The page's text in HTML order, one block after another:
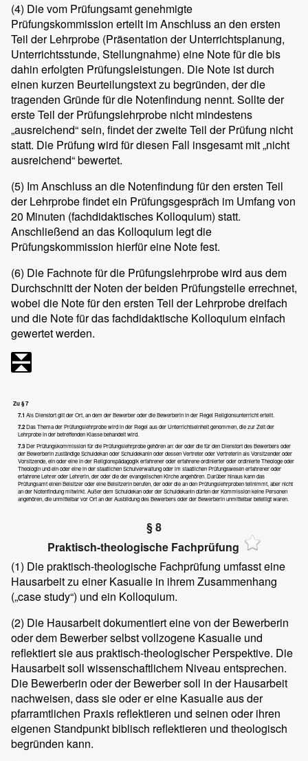
(4) Die vom Prüfungsamt genehmigte
Prüfungskommission erteilt im Anschluss an den ersten
Teil der Lehrprobe (Präsentation der Unterrichtsplanung,
Unterrichtsstunde, Stellungnahme) eine Note für die bis
dahin erfolgten Prüfungsleistungen. Die Note ist durch
einen kurzen Beurteilungstext zu begründen, der die
tragenden Gründe für die Notenfindung nennt. Sollte der
erste Teil der Prüfungslehrprobe nicht mindestens
„ausreichend“ sein, findet der zweite Teil der Prüfung nicht
statt. Die Prüfung wird für diesen Fall insgesamt mit „nicht
ausreichend“ bewertet.
(5) Im Anschluss an die Notenfindung für den ersten Teil
der Lehrprobe findet ein Prüfungsgespräch im Umfang von
20 Minuten (fachdidaktisches Kolloquium) statt.
Anschließend an das Kolloquium legt die
Prüfungskommission hierfür eine Note fest.
(6) Die Fachnote für die Prüfungslehrprobe wird aus dem
Durchschnitt der Noten der beiden Prüfungsteile errechnet,
wobei die Note für den ersten Teil der Lehrprobe dreifach
und die Note für das fachdidaktische Kolloquium einfach
gewertet werden.
Zu § 7
7.1 Als Dienstort gilt der Ort, an dem der Bewerber oder die Bewerberin in der Regel Religionsunterricht erteilt.
7.2Das Thema der Prüfungslehrprobe wird in der Regel aus der Unterrichtseinheit genommen, die zur Zeit der
Lehrprobe in der betreffenden Klasse behandelt wird.
7.3Der Prüfungskommission für die Prüfungslehrprobe gehören an: der oder die für den Dienstort des Bewerbers oder
der Bewerberin zuständige Schuldekan oder Schuldekanin oder dessen Vertreter oder Vertreterin als Vorsitzender oder
Vorsitzende, ein oder eine in der Religionspädagogik erfahrener oder erfahrene ordinierter oder ordinierte Theologe oder
Theologin und ein oder eine in der staatlichen Schulverwaltung oder im staatlichen Prüfungswesen erfahrener oder
erfahrene Lehrer oder Lehrerin, der oder die der evangelischen Kirche angehören. Darüber hinaus kann das
Prüfungsamt einen Beisitzer oder eine Beisitzerin berufen, der oder die an den Prüfungslehrproben teilnimmt, aber nicht
an der Notenfindung mitwirkt. Außer dem Schuldekan oder der Schuldekanin dürfen der Kommission keine Personen
angehören, die unmittelbar vor Ort an der Ausbildung des Bewerbers oder der Bewerberin unmittelbar beteiligt waren.
§ 8
Praktisch-theologische Fachprüfung
(1) Die praktisch-theologische Fachprüfung umfasst eine
Hausarbeit zu einer Kasualie in ihrem Zusammenhang
(„case study“) und ein Kolloquium.
(2) Die Hausarbeit dokumentiert eine von der Bewerberin
oder dem Bewerber selbst vollzogene Kasualie und
reflektiert sie aus praktisch-theologischer Perspektive. Die
Hausarbeit soll wissenschaftlichem Niveau entsprechen.
Die Bewerberin oder der Bewerber soll in der Hausarbeit
nachweisen, dass sie oder er eine Kasualie aus der
pfarramtlichen Praxis reflektieren und seinen oder ihren
eigenen Standpunkt biblisch reflektieren und theologisch
begründen kann.